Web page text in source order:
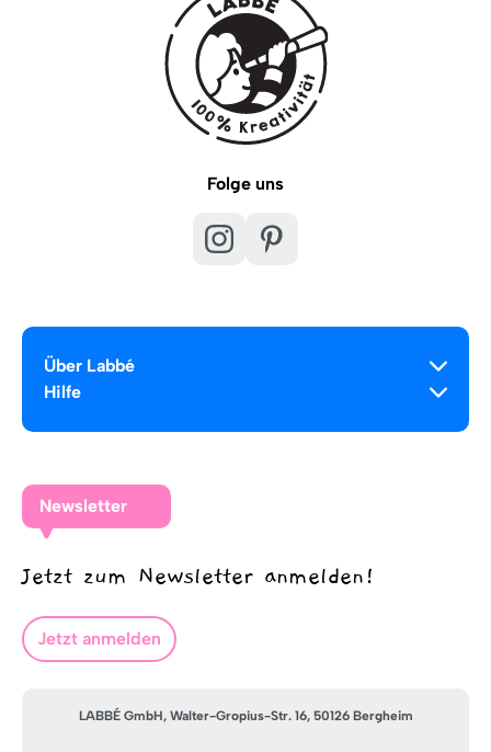
Folge uns
Über Labbé
Hilfe
Newsletter
Jetzt zum Newsletter anmelden!
Jetzt anmelden
LABBÉ GmbH, Walter-Gropius-Str. 16, 50126 Bergheim